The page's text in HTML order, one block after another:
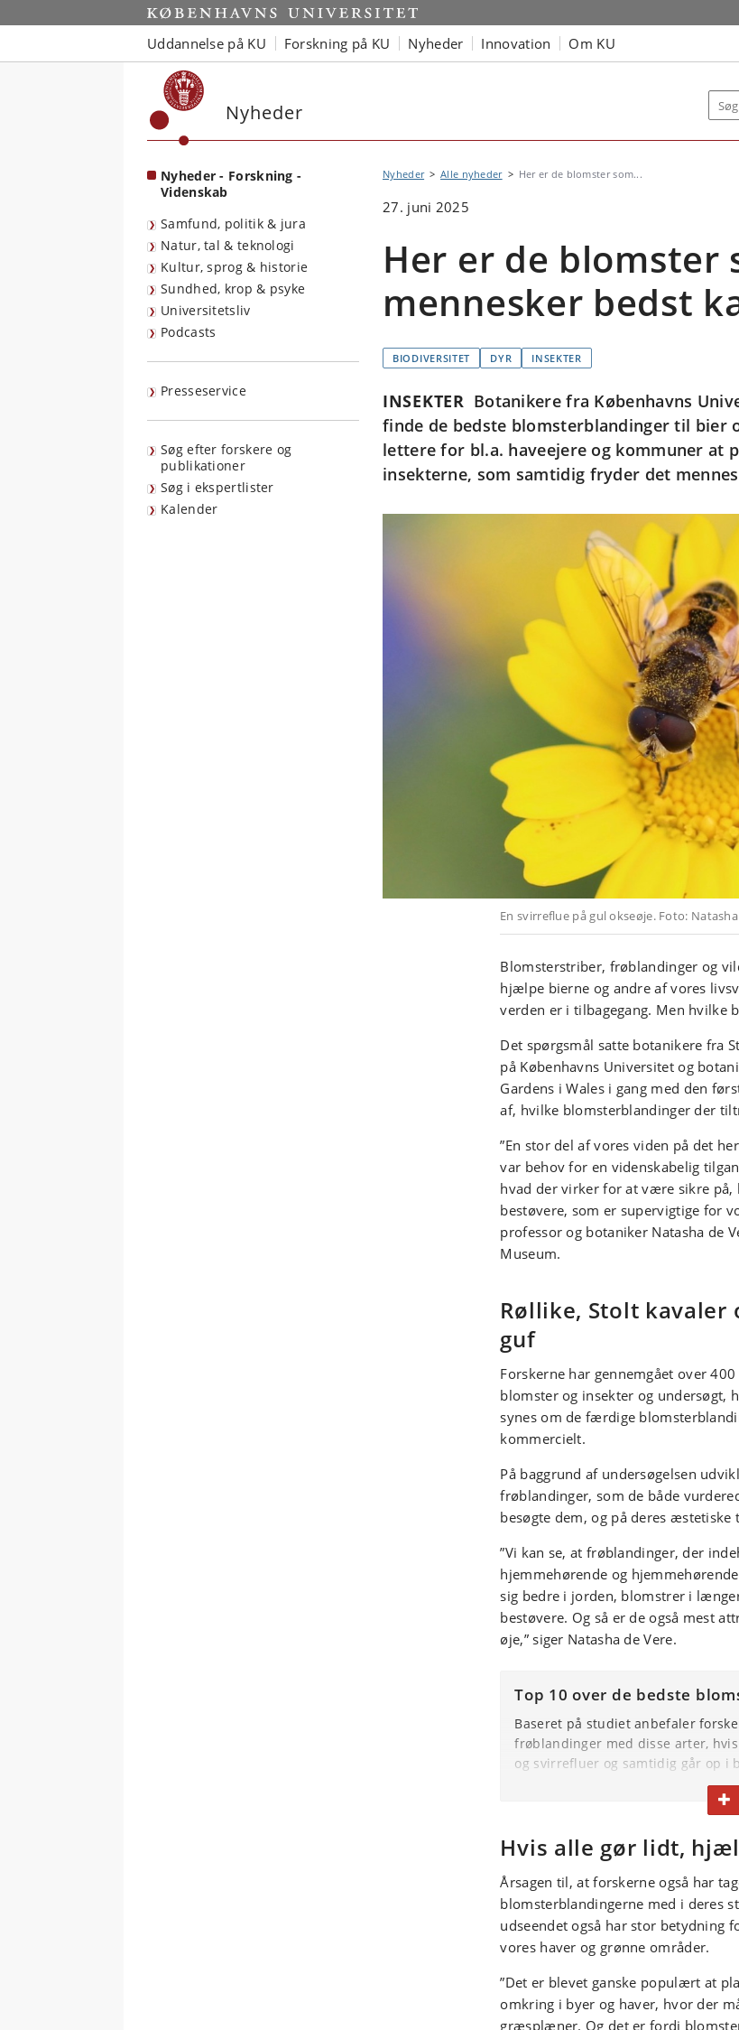
Start
Uddannelse på KU Forskning på KU Nyheder Innovation Om KU
Nyheder
Nyheder - Forskning -
Videnskab
Samfund, politik & jura
Natur, tal & teknologi
Kultur, sprog & historie
Sundhed, krop & psyke
Universitetsliv
Podcasts
Presseservice
Søg efter forskere og
publikationer
Søg i ekspertlister
Kalender
Nyheder Alle nyheder Her er de blomster som...
27. juni 2025
Her er de blomster
mennesker bedst
BIODIVERSITET DYR INSEKTER
INSEKTER Botanikere fra Københavns
finde de bedste blomsterblandinger til bier
lettere for bl.a. haveejere og kommuner at
insekterne, som samtidig fryder det
En svirreflue på gul okseøje. Foto:
Blomsterstriber, frøblandinger og
hjælpe bierne og andre af vores
verden er i tilbagegang. Men hvilke
Det spørgsmål satte botanikere fra
på Københavns Universitet og
Gardens i Wales i gang med den
af, hvilke blomsterblandinger der
”En stor del af vores viden på det
var behov for en videnskabelig
hvad der virker for at være sikre
bestøvere, som er supervigtige for
professor og botaniker Natasha de
Museum.
Røllike, Stolt kavaler
guf
Forskerne har gennemgået over
blomster og insekter og undersøgt,
synes om de færdige
kommercielt.
På baggrund af undersøgelsen
frøblandinger, som de både
besøgte dem, og på deres
”Vi kan se, at frøblandinger, der
hjemmehørende og
sig bedre i jorden, blomstrer i
bestøvere. Og så er de også mest
øje,” siger Natasha de Vere.
Top 10 over de bedste
Baseret på studiet anbefaler
frøblandinger med disse arter,
og svirrefluer og samtidig går op i
Achillea
Anthemis arvensis
Kornblomst (
Centaurea cyanus)
Purpur slangehoved (Echium
Gul okseøje (Glebionis segetum)
Kornvalmue (
Papaer rhoeas
Ager sennep (
Sinapis arvensis
Lugtløs kamille (
Stolt kavaler (Cosmos bipinnatus
Marrokansk torskemund (
Hvis alle gør lidt,
Årsagen til, at forskerne også har
blomsterblandingerne med i deres
udseendet også har stor betydning
vores haver og grønne områder.
”Det er blevet ganske populært at
omkring i byer og haver, hvor der
græsplæner. Og det er fordi